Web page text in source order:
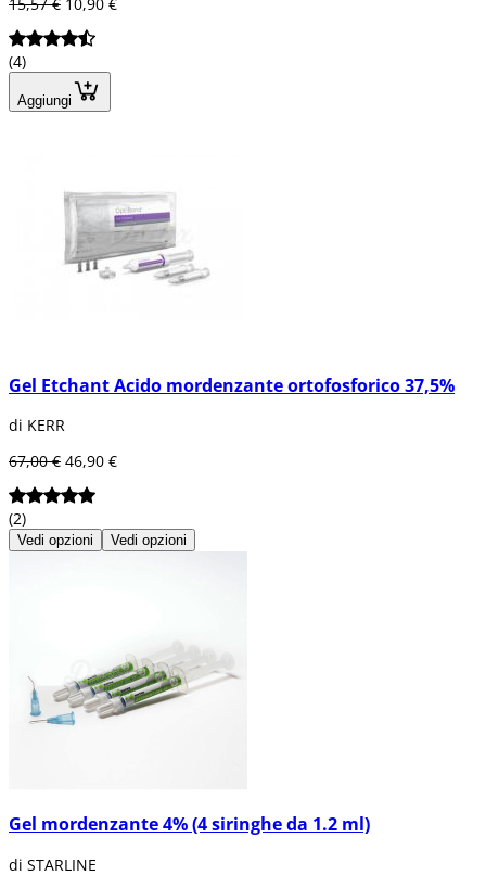
(4)
Aggiungi
Gel Etchant Acido mordenzante ortofosforico 37,5%
di KERR
67,00 € 46,90 €
(2)
Vedi opzioni Vedi opzioni
Gel mordenzante 4% (4 siringhe da 1.2 ml)
di STARLINE